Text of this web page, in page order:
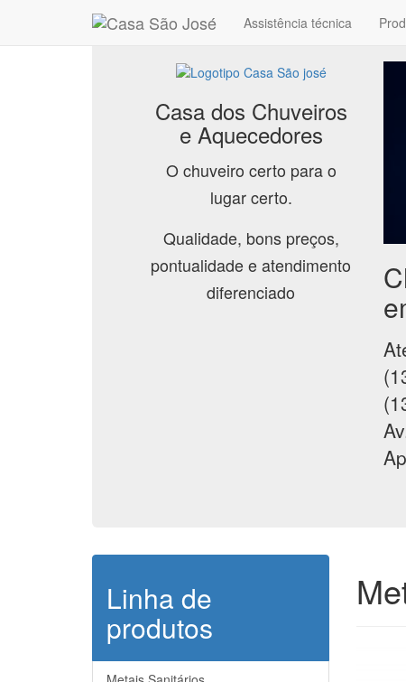
Assistência técnica
Casa dos Chuveiros
e Aquecedores
O chuveiro certo para o
lugar certo.
Qualidade, bons preços,
pontualidade e atendimento
diferenciado
Linha de
produtos